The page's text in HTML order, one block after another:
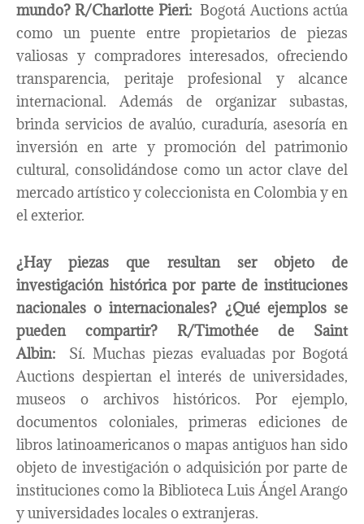
mundo?R/Charlotte Pieri: Bogotá Auctions actúa
como un puente entre propietarios de piezas
valiosas y compradores interesados, ofreciendo
transparencia, peritaje profesional y alcance
internacional. Además de organizar subastas,
brinda servicios de avalúo, curaduría, asesoría en
inversión en arte y promoción del patrimonio
cultural, consolidándose como un actor clave del
mercado artístico y coleccionista en Colombia y en
el exterior.
¿Hay piezas que resultan ser objeto de
investigación histórica por parte de instituciones
nacionales o internacionales? ¿Qué ejemplos se
pueden compartir? R/Timothée de Saint
Albin:
Sí. Muchas piezas evaluadas por Bogotá
Auctions despiertan el interés de universidades,
museos o archivos históricos. Por ejemplo,
documentos coloniales, primeras ediciones de
libros latinoamericanos o mapas antiguos han sido
objeto de investigación o adquisición por parte de
instituciones como la Biblioteca Luis Ángel Arango
y universidades locales o extranjeras.